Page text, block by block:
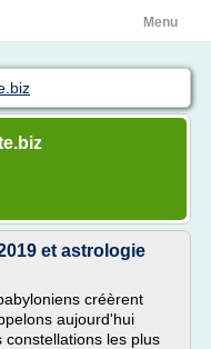
Menu
et astrologie
créèrent
aujourd'hui
les plus